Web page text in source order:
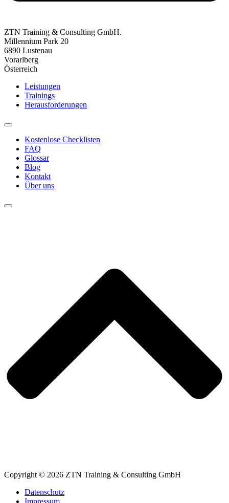
ZTN Training & Consulting GmbH.
Millennium Park 20
6890 Lustenau
Vorarlberg
Österreich
Leistungen
Trainings
Herausforderungen
Kostenlose Checklisten
FAQ
Glossar
Blog
Kontakt
Über uns
Copyright © 2026 ZTN Training & Consulting GmbH
Datenschutz